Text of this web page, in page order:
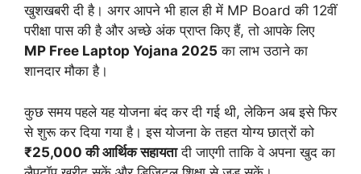
खुशखबरी दी है। अगर आपने भी हाल ही में MP Board की 12वीं
परीक्षा पास की है और अच्छे अंक प्राप्त किए हैं, तो आपके लिए
MP Free Laptop Yojana 2025 का लाभ उठाने का
शानदार मौका है।
कुछ समय पहले यह योजना बंद कर दी गई थी, लेकिन अब इसे फिर
से शुरू कर दिया गया है। इस योजना के तहत योग्य छात्रों को
₹25,000 की आर्थिक सहायतादी जाएगी ताकि वे अपना खुद का